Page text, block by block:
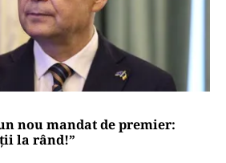
nou mandat de premier:
la rând!”